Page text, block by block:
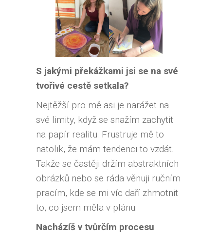
S jakými překážkami jsi se na své
tvořivé cestě setkala?
Nejtěžší pro mě asi je narážet na
své limity, když se snažím zachytit
na papír realitu. Frustruje mě to
natolik, že mám tendenci to vzdát.
Takže se častěji držím abstraktních
obrázků nebo se ráda věnuji ručním
pracím, kde se mi víc daří zhmotnit
to, co jsem měla v plánu.
Nacházíš v tvůrčím procesu